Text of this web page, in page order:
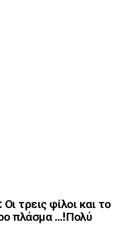
τρεις φίλοι και το
πλάσμα …!Πολύ